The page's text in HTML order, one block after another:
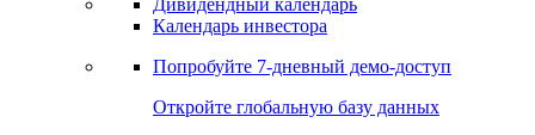
Календарь инвестора
Попробуйте 7-дневный демо-доступ
Откройте глобальную базу данных